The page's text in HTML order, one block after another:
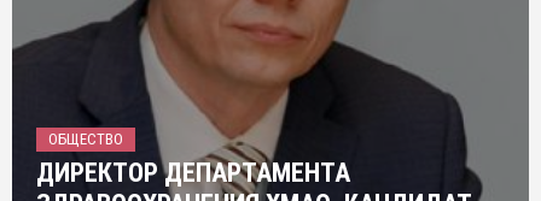
ОБЩЕСТВО
ДИРЕКТОР ДЕПАРТАМЕНТА